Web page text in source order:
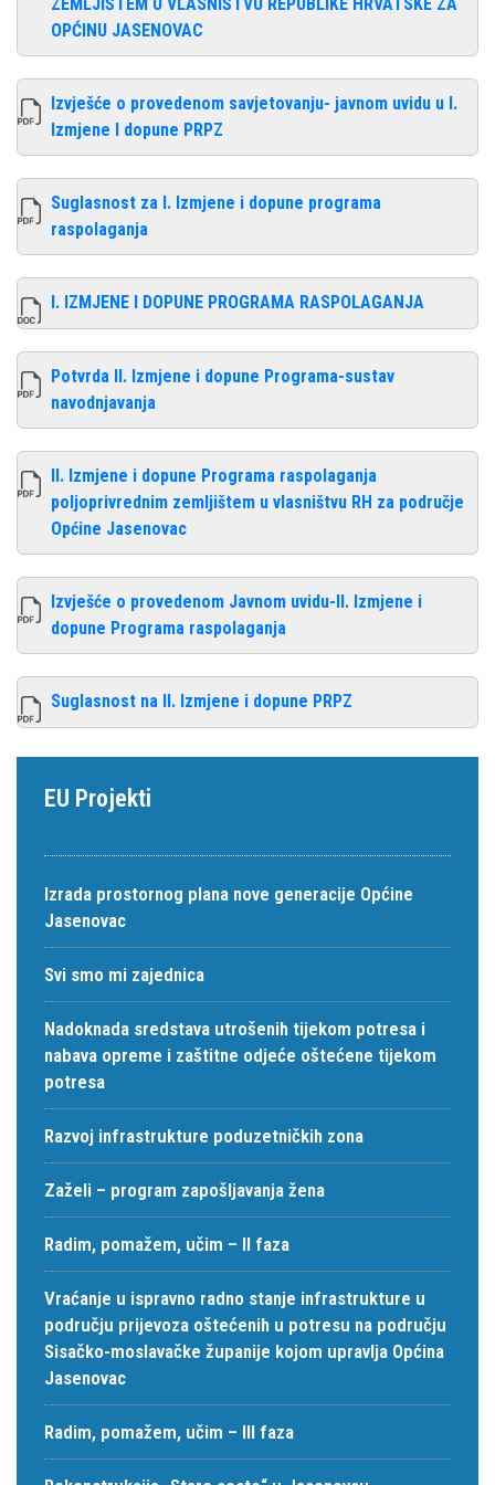
OPĆINU JASENOVAC
Izvješće o provedenom savjetovanju- javnom uvidu u I.
Izmjene I dopune PRPZ
Suglasnost za I. Izmjene i dopune programa
raspolaganja
I. IZMJENE I DOPUNE PROGRAMA RASPOLAGANJA
Potvrda II. Izmjene i dopune Programa-sustav
navodnjavanja
II. Izmjene i dopune Programa raspolaganja
poljoprivrednim zemljištem u vlasništvu RH za područje
Općine Jasenovac
Izvješće o provedenom Javnom uvidu-II. Izmjene i
dopune Programa raspolaganja
Suglasnost na II. Izmjene i dopune PRPZ
EU Projekti
Izrada prostornog plana nove generacije Općine
Jasenovac
Svi smo mi zajednica
Nadoknada sredstava utrošenih tijekom potresa i
nabava opreme i zaštitne odjeće oštećene tijekom
potresa
Razvoj infrastrukture poduzetničkih zona
Zaželi – program zapošljavanja žena
Radim, pomažem, učim – II faza
Vraćanje u ispravno radno stanje infrastrukture u
području prijevoza oštećenih u potresu na području
Sisačko-moslavačke županije kojom upravlja Općina
Jasenovac
Radim, pomažem, učim – III faza